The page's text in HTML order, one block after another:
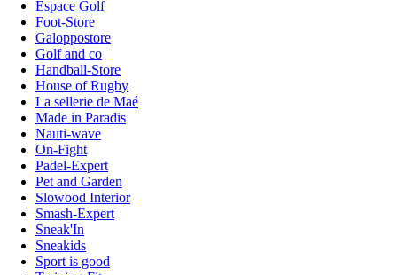
Espace Golf
Foot-Store
Galoppostore
Golf and co
Handball-Store
House of Rugby
La sellerie de Maé
Made in Paradis
Nauti-wave
On-Fight
Padel-Expert
Pet and Garden
Slowood Interior
Smash-Expert
Sneak'In
Sneakids
Sport is good